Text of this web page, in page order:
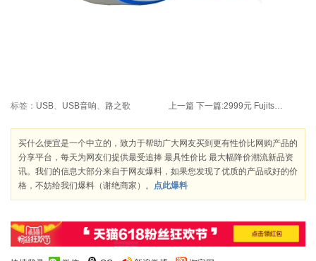
标签： USB、 USB音响、 路之歌 上一篇 下一篇: 2999元 Fujitsu 富士通 LH531 14寸笔记本电脑 i5/4G/750G/
买什么便宜是一个中立的，致力于帮助广大网友买到更有性价比网购产品的
分享平台，每天为网友们提供最受追捧 最具性价比 最大幅降价潮流新品资
讯。我们的信息大部分来自于网友爆料，如果您发现了优质的产品或好的价
格，不妨给我们爆料（谢绝商家）。 点此爆料